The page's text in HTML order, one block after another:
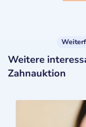
Weitere
Zahnauktion